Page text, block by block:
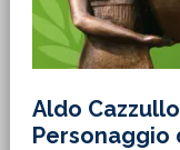
Aldo
Personaggio